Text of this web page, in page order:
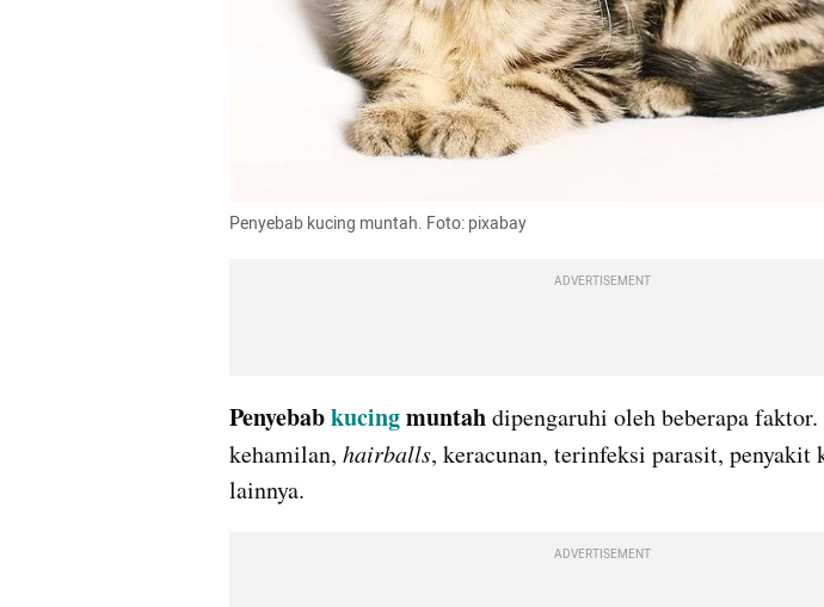
Penyebab kucing muntah. Foto: pixabay
ADVERTISEMENT
Penyebab kucing muntah dipengaruhi oleh beberapa
kehamilan, hairballs, keracunan, terinfeksi parasit, penyakit
lainnya.
ADVERTISEMENT